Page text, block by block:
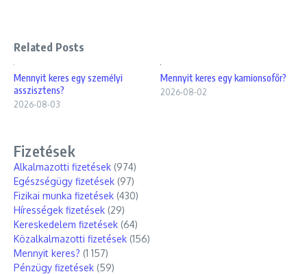
Related Posts
Mennyit keres egy személyi
asszisztens?
2026-08-03
Mennyit keres egy kamionsofőr?
2026-08-02
Fizetések
Alkalmazotti fizetések (974)
Egészségügy fizetések (97)
Fizikai munka fizetések (430)
Hírességek fizetések (29)
Kereskedelem fizetések (64)
Közalkalmazotti fizetések (156)
Mennyit keres? (1 157)
Pénzügy fizetések (59)